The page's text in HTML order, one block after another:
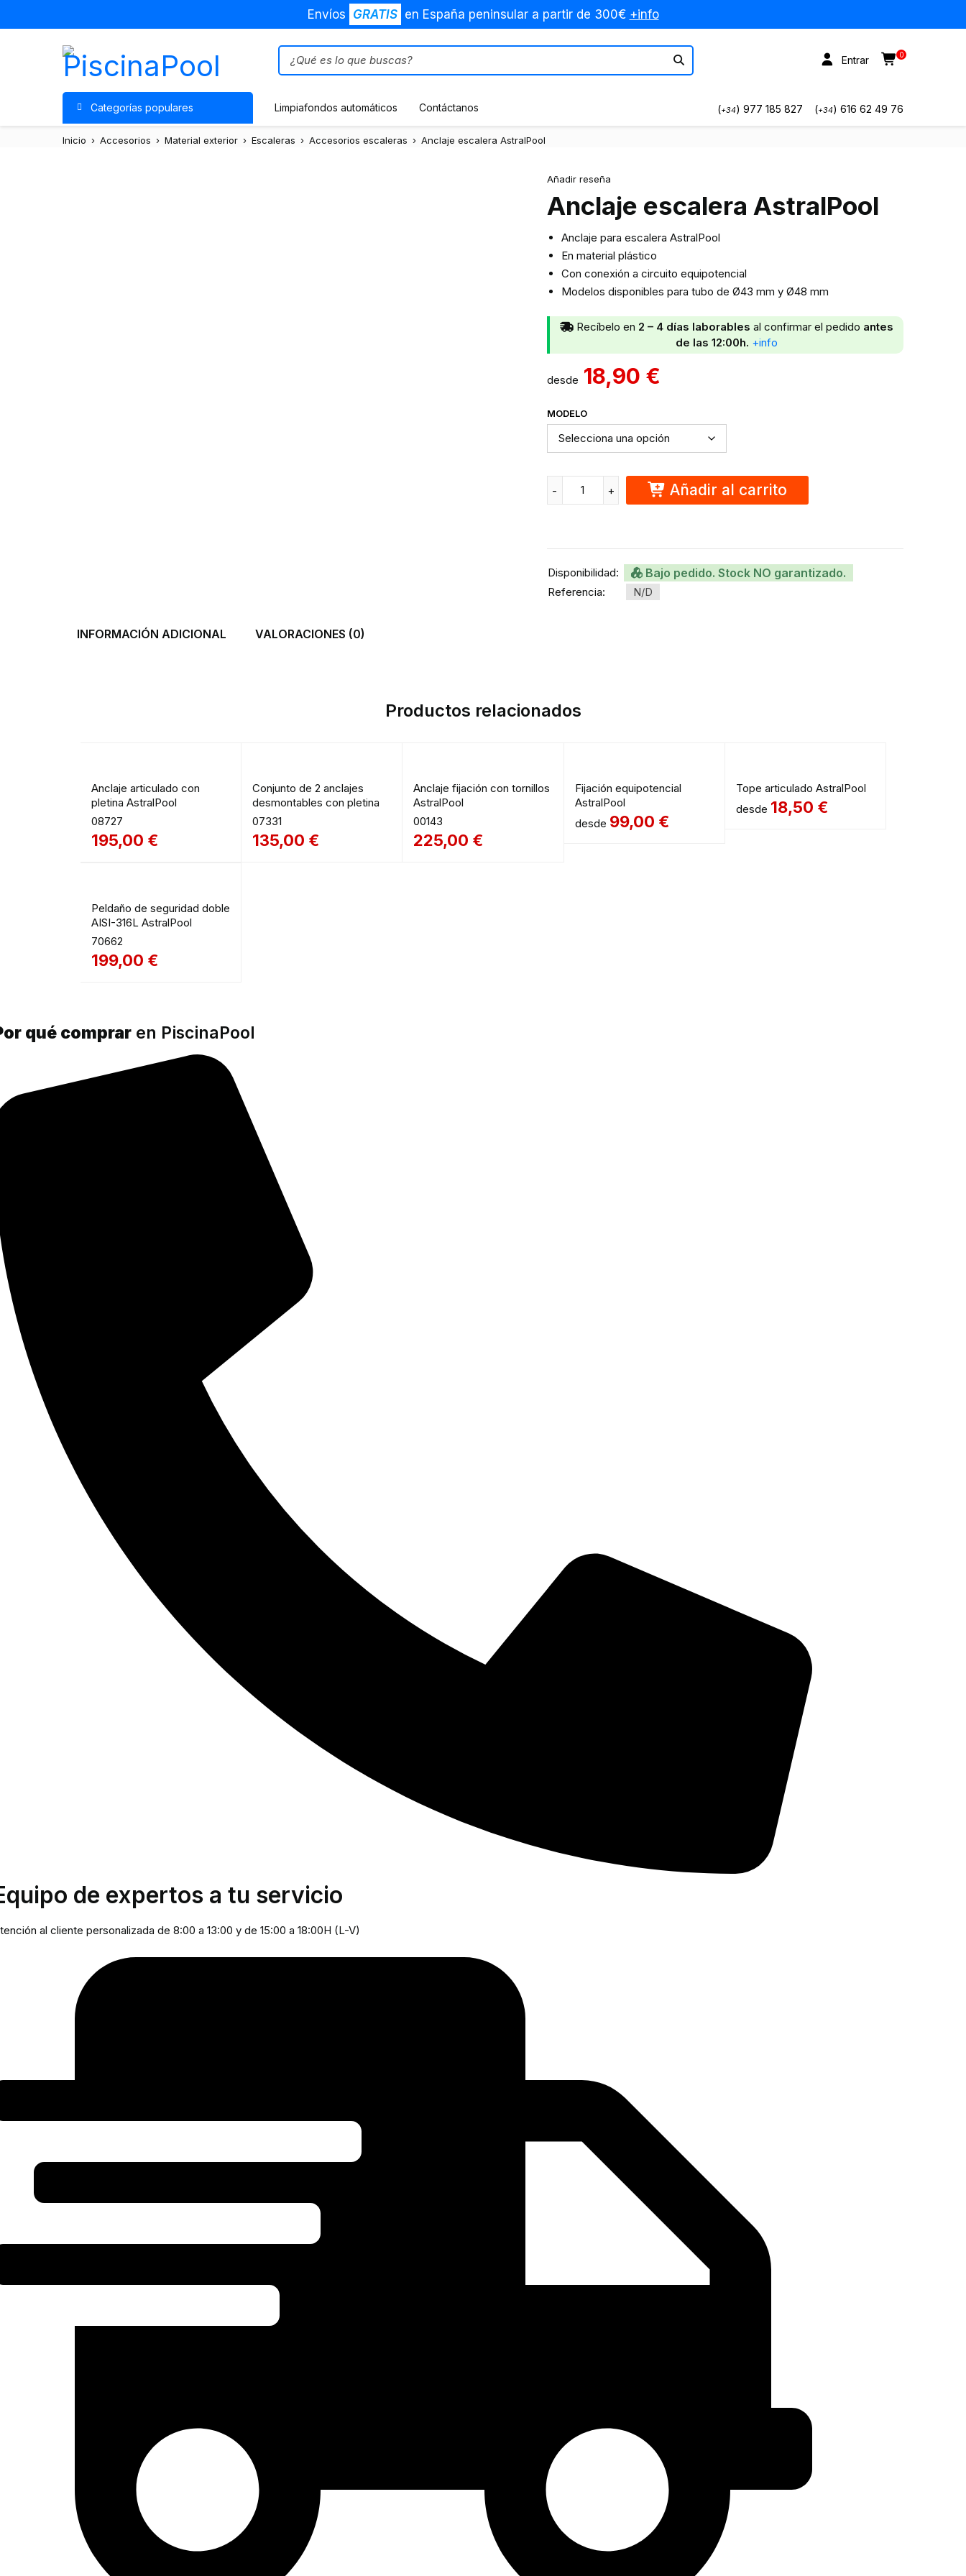
Envíos GRATIS en España peninsular a partir de 300€ +info
0
Entrar
Categorías populares Limpiafondos automáticos Contáctanos (+34) 977 185 827 (+34) 616 62 49 76
Inicio › Accesorios › Material exterior › Escaleras › Accesorios escaleras › Anclaje escalera AstralPool
Añadir reseña
Anclaje escalera AstralPool
Anclaje para escalera AstralPool
En material plástico
Con conexión a circuito equipotencial
Modelos disponibles para tubo de Ø43 mm y Ø48 mm
Recíbelo en 2 – 4 días laborables al confirmar el pedido antes
de las 12:00h. +info
desde 18,90 €
MODELO
Añadir al carrito
Disponibilidad: Bajo pedido. Stock NO garantizado.
Referencia: N/D
INFORMACIÓN ADICIONAL VALORACIONES (0)
Productos relacionados
Anclaje articulado con
pletina AstralPool
08727
195,00 €
Conjunto de 2 anclajes
desmontables con pletina
07331
135,00 €
Anclaje fijación con tornillos
AstralPool
00143
225,00 €
Fijación equipotencial
AstralPool
desde 99,00 €
Tope articulado AstralPool
desde 18,50 €
Peldaño de seguridad doble
AISI-316L AstralPool
70662
199,00 €
qué comprar en PiscinaPool
de expertos a tu servicio
al cliente personalizada de 8:00 a 13:00 y de 15:00 a 18:00H (L-V)